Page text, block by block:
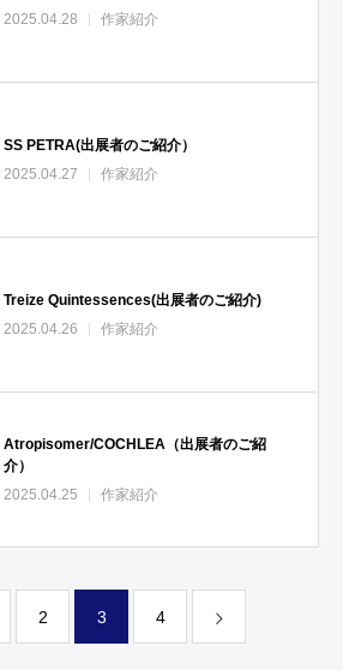
2025.04.28
作家紹介
SS PETRA(出展者のご紹介）
2025.04.27
作家紹介
Treize Quintessences(出展者のご紹介)
2025.04.26
作家紹介
Atropisomer/COCHLEA（出展者のご紹
介）
2025.04.25
作家紹介
2 3 4